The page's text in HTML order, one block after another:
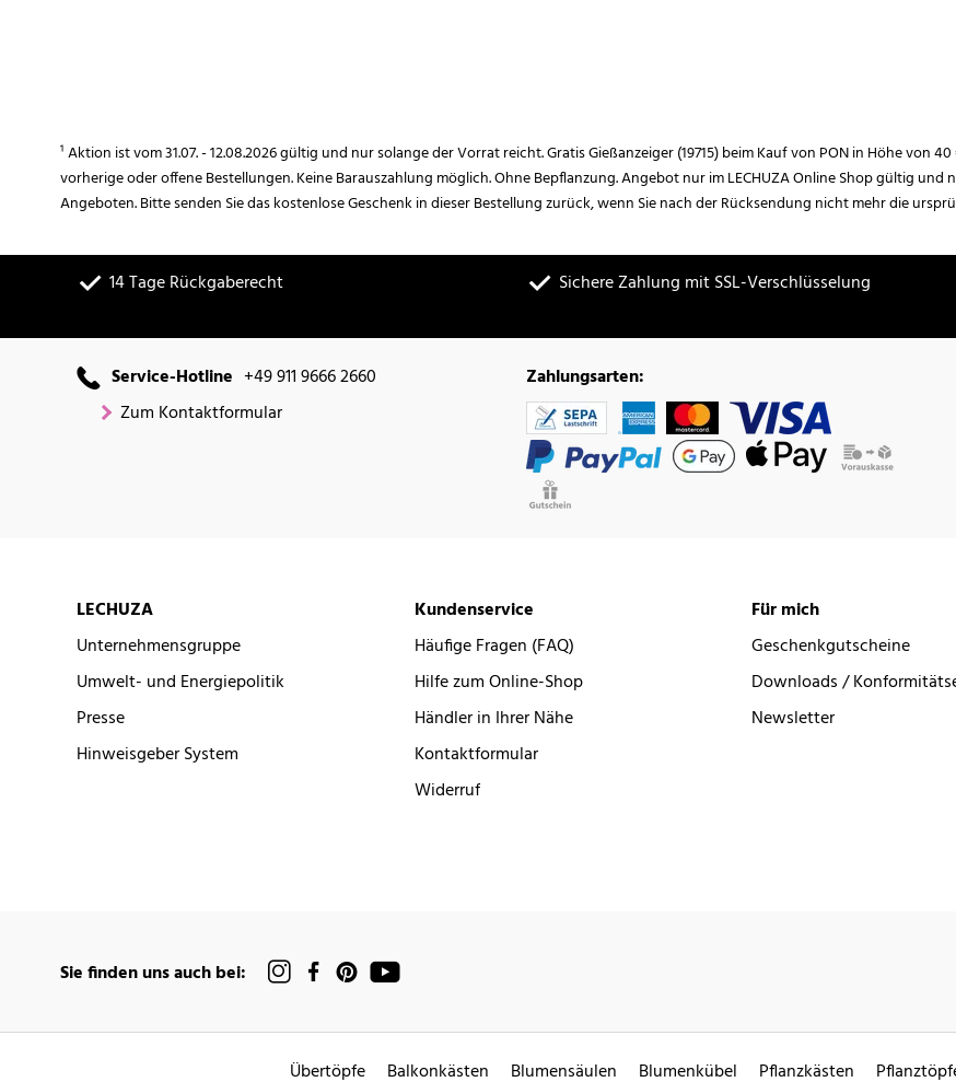
¹ Aktion ist vom 31.07. - 12.08.2026 gültig und nur solange der Vorrat reicht. Gratis Gießanzeiger (19715) beim Kauf von PON in Höhe von
vorherige oder offene Bestellungen. Keine Barauszahlung möglich. Ohne Bepflanzung. Angebot nur im LECHUZA Online Shop gültig
Angeboten. Bitte senden Sie das kostenlose Geschenk in dieser Bestellung zurück, wenn Sie nach der Rücksendung nicht mehr die
14 Tage Rückgaberecht Sichere Zahlung mit SSL-Verschlüsselung
Service-Hotline +49 911 9666 2660
Zum Kontaktformular
Zahlungsarten:
LECHUZA
Unternehmensgruppe
Umwelt- und Energiepolitik
Presse
Hinweisgeber System
Kundenservice
Häufige Fragen (FAQ)
Hilfe zum Online-Shop
Händler in Ihrer Nähe
Kontaktformular
Widerruf
Für mich
Geschenkgutscheine
Downloads /
Newsletter
Sie finden uns auch bei:
Übertöpfe Balkonkästen Blumensäulen Blumenkübel Pflanzkästen